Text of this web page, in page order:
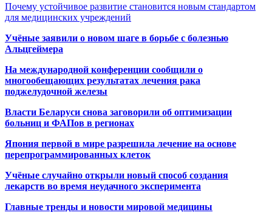
Почему устойчивое развитие становится новым стандартом
для медицинских учреждений
Учёные заявили о новом шаге в борьбе с болезнью
Альцгеймера
На международной конференции сообщили о
многообещающих результатах лечения рака
поджелудочной железы
Власти Беларуси снова заговорили об оптимизации
больниц и ФАПов в регионах
Япония первой в мире разрешила лечение на основе
перепрограммированных клеток
Учёные случайно открыли новый способ создания
лекарств во время неудачного эксперимента
Главные тренды и новости мировой медицины